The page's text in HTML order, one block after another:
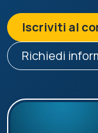
Iscriviti al
Richiedi